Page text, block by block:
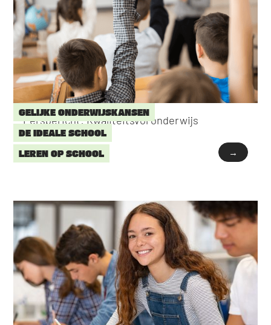
GELIJKE ONDERWIJSKANSEN
DE IDEALE SCHOOL
LEREN OP SCHOOL
Persbericht: Kwaliteitsvol onderwijs
→